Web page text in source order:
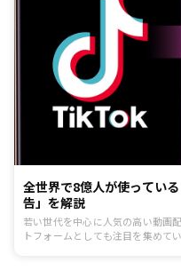
全世界で8億人が使ってい
告」を解説
若い世代を中心に人気の高い動画
トフォームとしても注目を集めて